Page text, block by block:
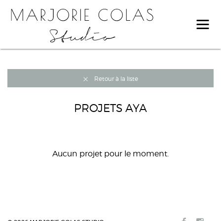
Retour à la liste
PROJETS AYA
Aucun projet pour le moment.